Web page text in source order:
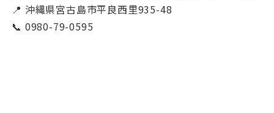
📍 沖縄県宮古島市平良西里935-48
📞 0980-79-0595